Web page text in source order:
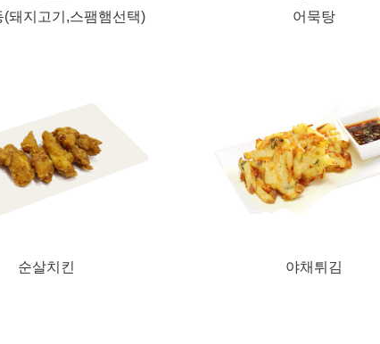
(돼지고기,스팸햄선택) 어묵탕
순살치킨 야채튀김